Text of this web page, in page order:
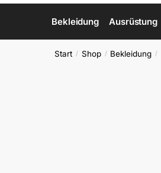
Bekleidung Ausrüstung
Start / Shop / Bekleidung /